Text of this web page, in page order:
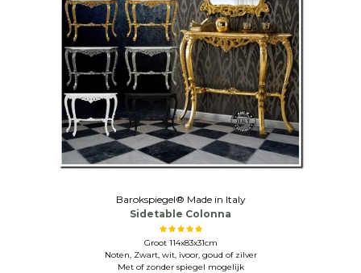
Barokspiegel® Made in Italy
Sidetable Colonna
Groot 114x83x31cm
Noten, Zwart, wit, ivoor, goud of zilver
Met of zonder spiegel mogelijk